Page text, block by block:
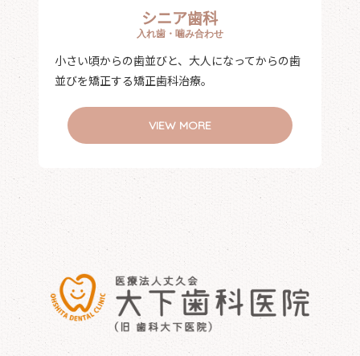
シニア歯科
入れ歯・噛み合わせ
小さい頃からの歯並びと、大人になってからの歯
並びを矯正する矯正歯科治療。
VIEW MORE